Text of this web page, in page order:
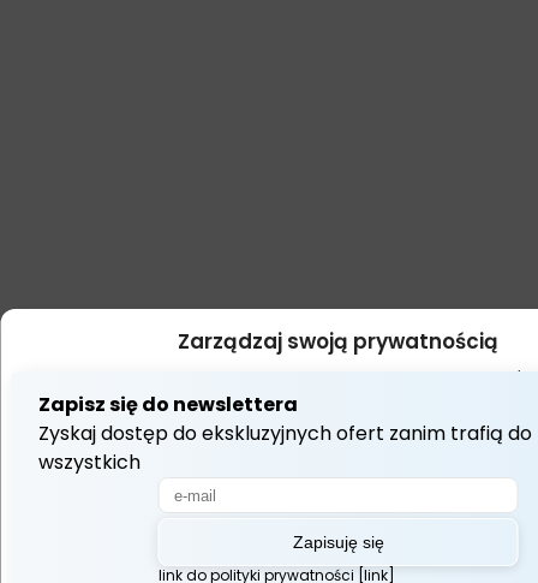
Zarządzaj swoją prywatnością
dostępu do informacji o urządzeniu. Robimy to, aby poprawić
wyświetlać (nie)spersonalizowane reklamy. Wyrażenie zgody na
umożliwi nam przetwarzanie danych, takich jak zachowanie
lub unikalne identyfikatory na tej stronie. Brak wyrażenia zgody
może niekorzystnie wpłynąć na niektóre cechy i funkcje.
Akceptuj Wszystko